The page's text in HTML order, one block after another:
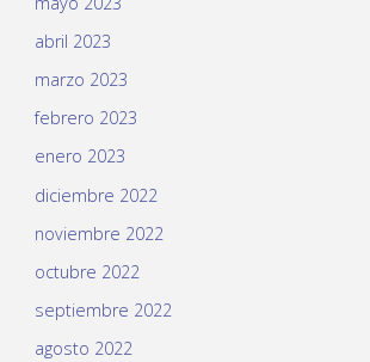
abril 2023
marzo 2023
febrero 2023
enero 2023
diciembre 2022
noviembre 2022
octubre 2022
septiembre 2022
agosto 2022